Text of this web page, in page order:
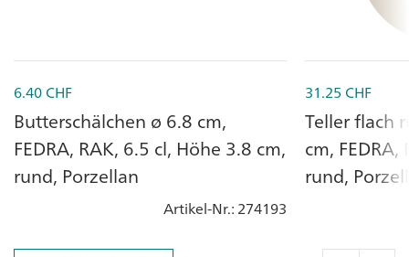
6.40CHF
Butterschälchen ø 6.8 cm,
FEDRA, RAK, 6.5 cl, Höhe 3.8 cm,
rund, Porzellan
Artikel-Nr.: 274193
31.25 CHF
Teller flach
cm,
rund,